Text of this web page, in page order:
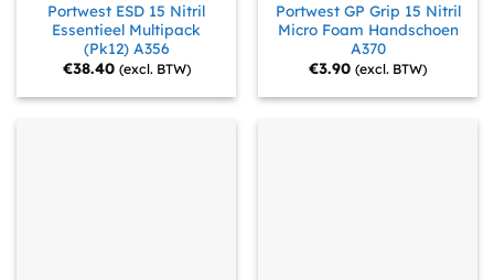
Portwest ESD 15 Nitril
Essentieel Multipack
(Pk12) A356
€38.40 (excl. BTW)
Portwest GP Grip 15 Nitril
Micro Foam Handschoen
A370
€3.90 (excl. BTW)